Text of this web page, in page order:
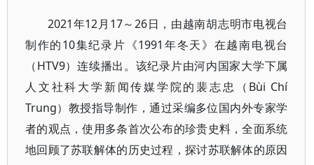
2021年12月17～26日，由越南胡志明市电视台
制作的10集纪录片《1991年冬天》在越南电视台
（HTV9）连续播出。该纪录片由河内国家大学下属
人文社科大学新闻传媒学院的裴志忠（Bùi Chí
Trung）教授指导制作，通过采编多位国内外专家学
者的观点，使用多条首次公布的珍贵史料，全面系统
地回顾了苏联解体的历史过程，探讨苏联解体的原因